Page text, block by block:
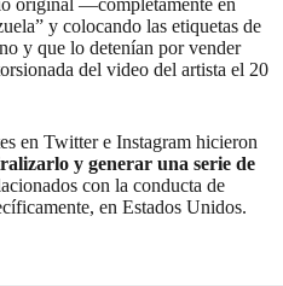
original —completamente en
y colocando las etiquetas de
y que lo detenían por vender
del video del artista el 20
en Twitter e Instagram hicieron
y generar una serie de
con la conducta de
en Estados Unidos.